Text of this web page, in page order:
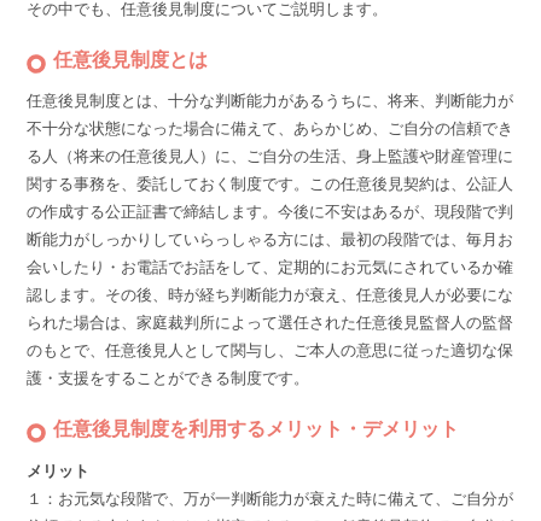
その中でも、任意後見制度についてご説明します。
任意後見制度とは
任意後見制度とは、十分な判断能力があるうちに、将来、判断能力が
不十分な状態になった場合に備えて、あらかじめ、ご自分の信頼でき
る人（将来の任意後見人）に、ご自分の生活、身上監護や財産管理に
関する事務を、委託しておく制度です。この任意後見契約は、公証人
の作成する公正証書で締結します。今後に不安はあるが、現段階で判
断能力がしっかりしていらっしゃる方には、最初の段階では、毎月お
会いしたり・お電話でお話をして、定期的にお元気にされているか確
認します。その後、時が経ち判断能力が衰え、任意後見人が必要にな
られた場合は、家庭裁判所によって選任された任意後見監督人の監督
のもとで、任意後見人として関与し、ご本人の意思に従った適切な保
護・支援をすることができる制度です。
任意後見制度を利用するメリット・デメリット
メリット
１：お元気な段階で、万が一判断能力が衰えた時に備えて、ご自分が